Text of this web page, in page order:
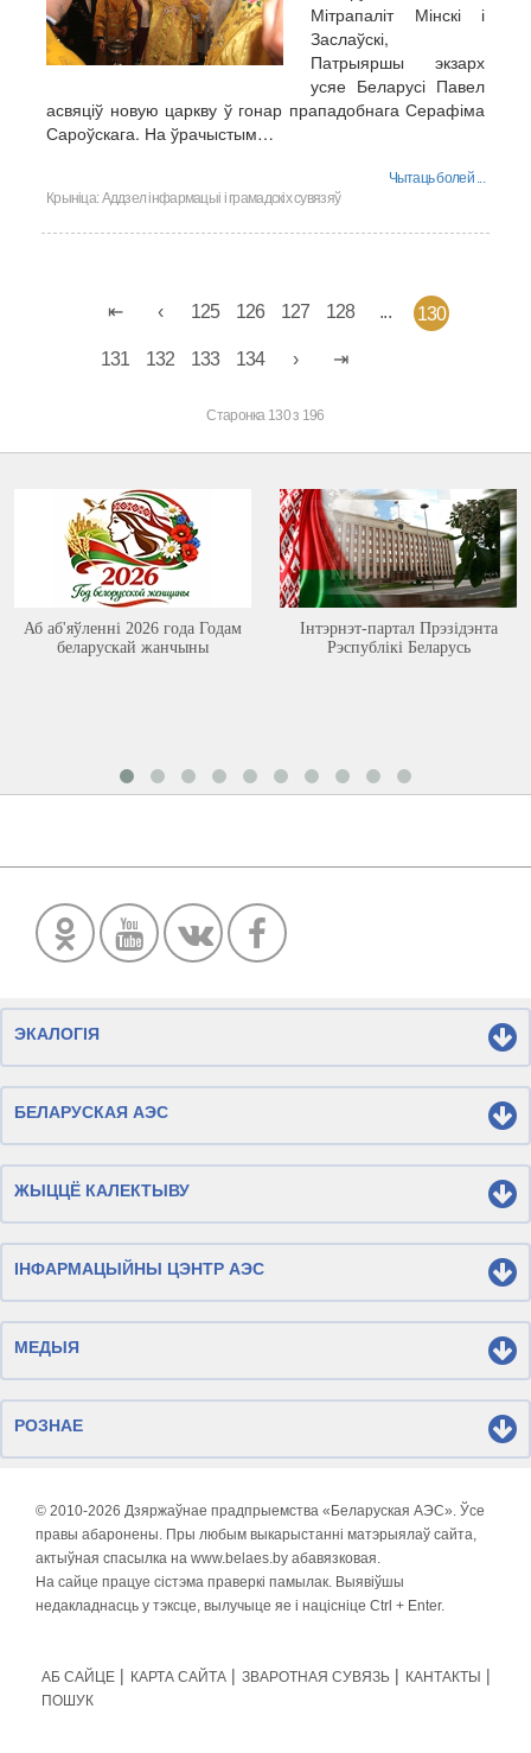
Мітрапаліт Мінскі і
Заслаўскі,
Патрыяршы экзарх
усяе Беларусі Павел
асвяціў новую царкву ў гонар прападобнага Серафіма
Сароўскага. На ўрачыстым…
Чытаць болей ...
Крыніца:Аддзел інфармацыі і грамадскіх сувязяў
125 126 127 128 ... 130
131 132 133 134
Старонка 130 з 196
Аб аб'яўленні 2026 года Годам
беларускай жанчыны
Інтэрнэт-партал Прэзідэнта
Рэспублікі Беларусь
ЭКАЛОГІЯ
БЕЛАРУСКАЯ АЭС
ЖЫЦЦЁ КАЛЕКТЫВУ
ІНФАРМАЦЫЙНЫ ЦЭНТР АЭС
МЕДЫЯ
РОЗНАЕ
© 2010-2026 Дзяржаўнае прадпрыемства «Беларуская АЭС». Ўсе
правы абаронены. Пры любым выкарыстанні матэрыялаў сайта,
актыўная спасылка на www.belaes.by абавязковая.
На сайце працуе сістэма праверкі памылак. Выявіўшы
недакладнасць у тэксце, вылучыце яе і націсніце Ctrl + Enter.
АБ САЙЦЕ КАРТА САЙТА ЗВАРОТНАЯ СУВЯЗЬ
КАНТАКТЫ
ПОШУК